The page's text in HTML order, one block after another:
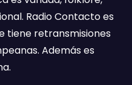
Radio Contacto es
tiene retransmisiones
Además es